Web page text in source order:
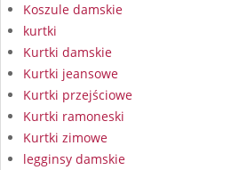
Koszule damskie
kurtki
Kurtki damskie
Kurtki jeansowe
Kurtki przejściowe
Kurtki ramoneski
Kurtki zimowe
legginsy damskie